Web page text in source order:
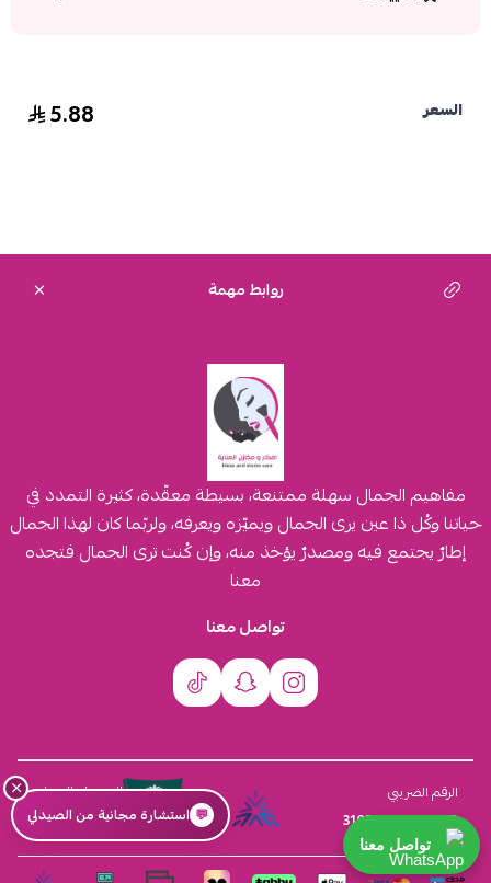
السعر 5.88
روابط مهمة
مفاهيم الجمال سهلة ممتنعة، بسيطة معقّدة، كثيرة التمدد في
حياتنا وكُل ذا عين يرى الجمال ويميّزه ويعرفه، ولربّما كان لهذا الجمال
إطارٌ يجتمع فيه ومصدرٌ يؤخذ منه، وإن كُنت ترى الجمال فتجده
معنا
تواصل معنا
الرقم الضريبي
310555259800003
السجل التجاري
4030431116
×
💬 استشارة مجانية من الصيدلي
تواصل معنا